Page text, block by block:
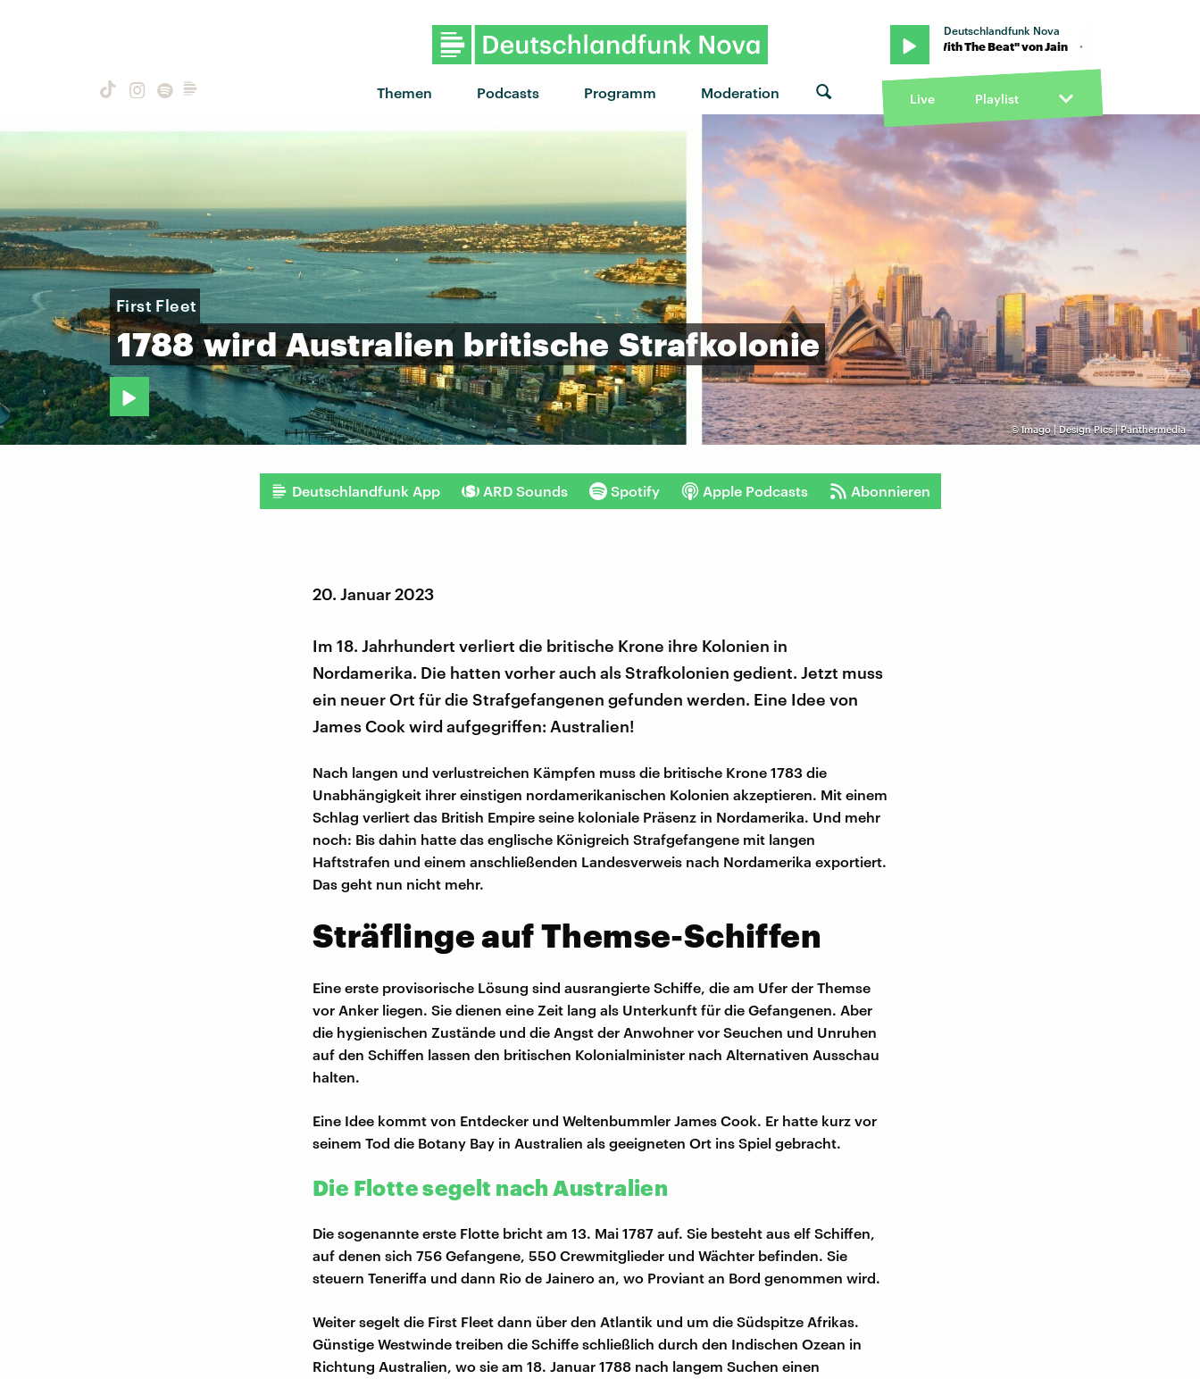
Themen Podcasts Programm Moderation
Deutschlandfunk Nova
"Kill It With The Beat" von Jain · "Kill It With The Beat" von Jain · "Kill It With The Beat" von Jain
Live Playlist
©Imago | Design Pics | Panthermedia
First Fleet
1788 wird Australien britische Strafkolonie
Deutschlandfunk App ARD Sounds Spotify Apple Podcasts Abonnieren
20. Januar 2023
Im 18. Jahrhundert verliert die britische Krone ihre Kolonien in
Nordamerika. Die hatten vorher auch als Strafkolonien gedient. Jetzt muss
ein neuer Ort für die Strafgefangenen gefunden werden. Eine Idee von
James Cook wird aufgegriffen: Australien!
Nach langen und verlustreichen Kämpfen muss die britische Krone 1783 die
Unabhängigkeit ihrer einstigen nordamerikanischen Kolonien akzeptieren. Mit einem
Schlag verliert das British Empire seine koloniale Präsenz in Nordamerika. Und mehr
noch: Bis dahin hatte das englische Königreich Strafgefangene mit langen
Haftstrafen und einem anschließenden Landesverweis nach Nordamerika exportiert.
Das geht nun nicht mehr.
Sträflinge auf Themse-Schiffen
Eine erste provisorische Lösung sind ausrangierte Schiffe, die am Ufer der Themse
vor Anker liegen. Sie dienen eine Zeit lang als Unterkunft für die Gefangenen. Aber
die hygienischen Zustände und die Angst der Anwohner vor Seuchen und Unruhen
auf den Schiffen lassen den britischen Kolonialminister nach Alternativen Ausschau
halten.
Eine Idee kommt von Entdecker und Weltenbummler James Cook. Er hatte kurz vor
seinem Tod die Botany Bay in Australien als geeigneten Ort ins Spiel gebracht.
Die Flotte segelt nach Australien
Die sogenannte erste Flotte bricht am 13. Mai 1787 auf. Sie besteht aus elf Schiffen,
auf denen sich 756 Gefangene, 550 Crewmitglieder und Wächter befinden. Sie
steuern Teneriffa und dann Rio de Jainero an, wo Proviant an Bord genommen wird.
Weiter segelt die First Fleet dann über den Atlantik und um die Südspitze Afrikas.
Günstige Westwinde treiben die Schiffe schließlich durch den Indischen Ozean in
Richtung Australien, wo sie am 18. Januar 1788 nach langem Suchen einen